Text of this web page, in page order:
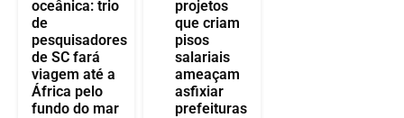
oceânica: trio
de
pesquisadores
de SC fará
viagem até a
África pelo
fundo do mar
projetos
que criam
pisos
salariais
ameaçam
asfixiar
prefeituras